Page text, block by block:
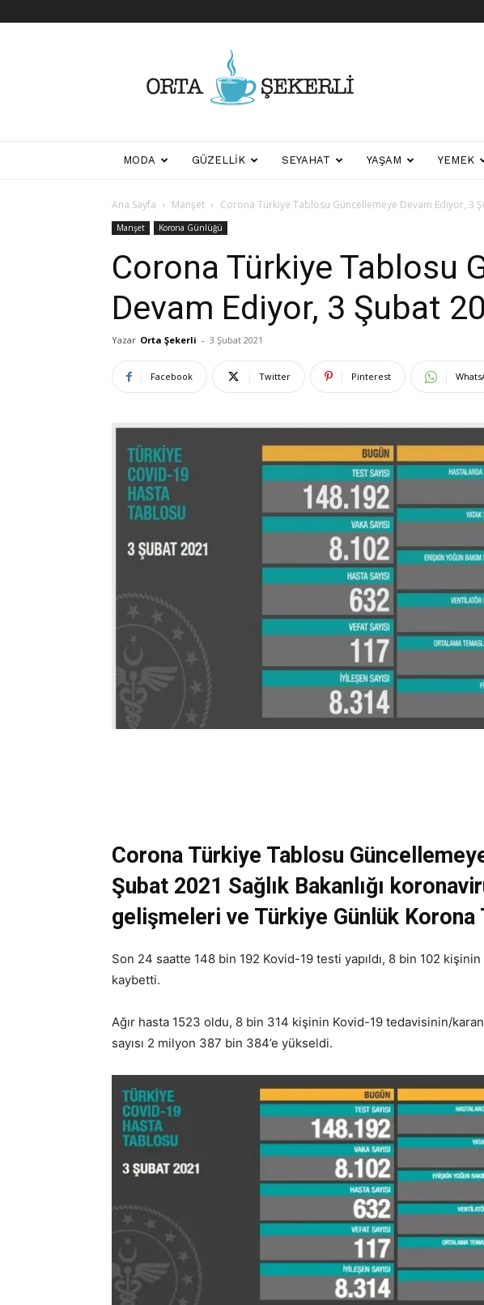
Biraz
Biraz
MODA GÜZELLIK SEYAHAT YAŞAM YEMEK
Ana Sayfa Manşet Corona Türkiye Tablosu Güncellemeye Devam Ediyor, 3
Manşet Korona Günlüğü
Corona Türkiye Tablosu
Devam Ediyor, 3 Şubat
Yazar Orta Şekerli - 3 Şubat 2021
Facebook Twitter Pinterest
Corona Türkiye Tablosu
Şubat 2021 Sağlık Bakanlığı
gelişmeleri ve Türkiye Günlük Korona
Son 24 saatte 148 bin 192 Kovid-19 testi yapıldı, 8 bin 102 kişinin
kaybetti.
Ağır hasta 1523 oldu, 8 bin 314 kişinin Kovid-19 tedavisinin/
sayısı 2 milyon 387 bin 384’e yükseldi.